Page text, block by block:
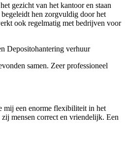
gezicht van het kantoor en staan
hen zorgvuldig door het
ook regelmatig met bedrijven voor
Depositohantering verhuur
samen. Zeer professioneel
mij een enorme flexibiliteit in het
mensen correct en vriendelijk. Een